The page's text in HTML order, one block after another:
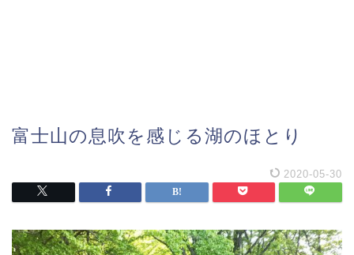
富士山の息吹を感じる湖のほとり
2020-05-30